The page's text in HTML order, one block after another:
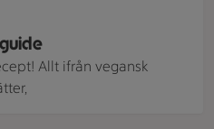
Allt ifrån vegansk